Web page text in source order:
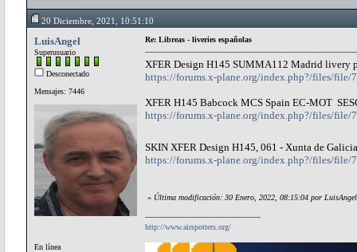
20 Diciembre, 2021, 10:51:10
LuisAngel
Superusuario
Desconectado
Mensajes: 7446
En línea
Re: Libreas - liveries españolas
XFER Design H145 SUMMA112 Madrid livery
https://forums.x-plane.org/index.php?/files/file/
XFER H145 Babcock MCS Spain EC-MOT
https://forums.x-plane.org/index.php?/files/file/
SKIN XFER Design H145, 061 - Xunta de
https://forums.x-plane.org/index.php?/files/
« Última modificación: 30 Enero, 2022, 08:15:04 por LuisAngel
http://www.airspotters.org/